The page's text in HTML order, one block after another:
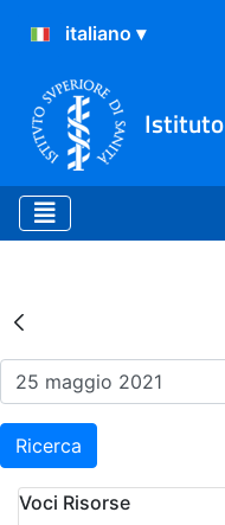
Risultati
Ricerca
Voci Risorse